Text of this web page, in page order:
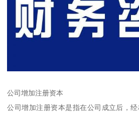
公司增加注册资本
公司增加注册资本是指在公司成立后，